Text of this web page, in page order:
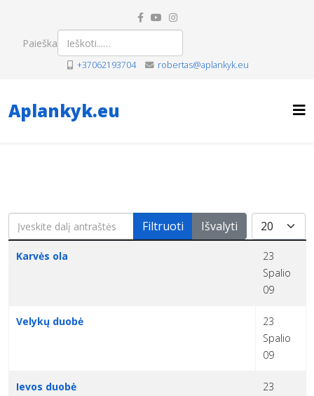
Paieška
+37062193704 robertas@aplankyk.eu
Aplankyk.eu
Įveskite dalį antraštės Filtruoti Išvalyti Rodyti po
Pavadinimas
Karvės ola
23
Spalio
09
Velykų duobė
23
Spalio
09
Ievos duobė
23